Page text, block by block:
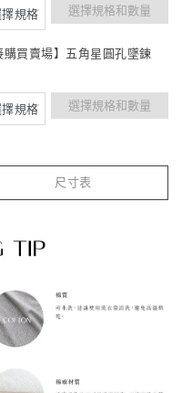
選擇規格和數量
買賣場】五角星圓孔墜鍊
選擇規格和數量
尺寸表